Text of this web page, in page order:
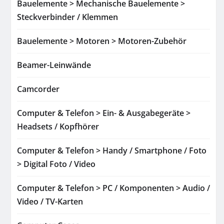
Bauelemente > Mechanische Bauelemente >
Steckverbinder / Klemmen
Bauelemente > Motoren > Motoren-Zubehör
Beamer-Leinwände
Camcorder
Computer & Telefon > Ein- & Ausgabegeräte >
Headsets / Kopfhörer
Computer & Telefon > Handy / Smartphone / Foto
> Digital Foto / Video
Computer & Telefon > PC / Komponenten > Audio /
Video / TV-Karten